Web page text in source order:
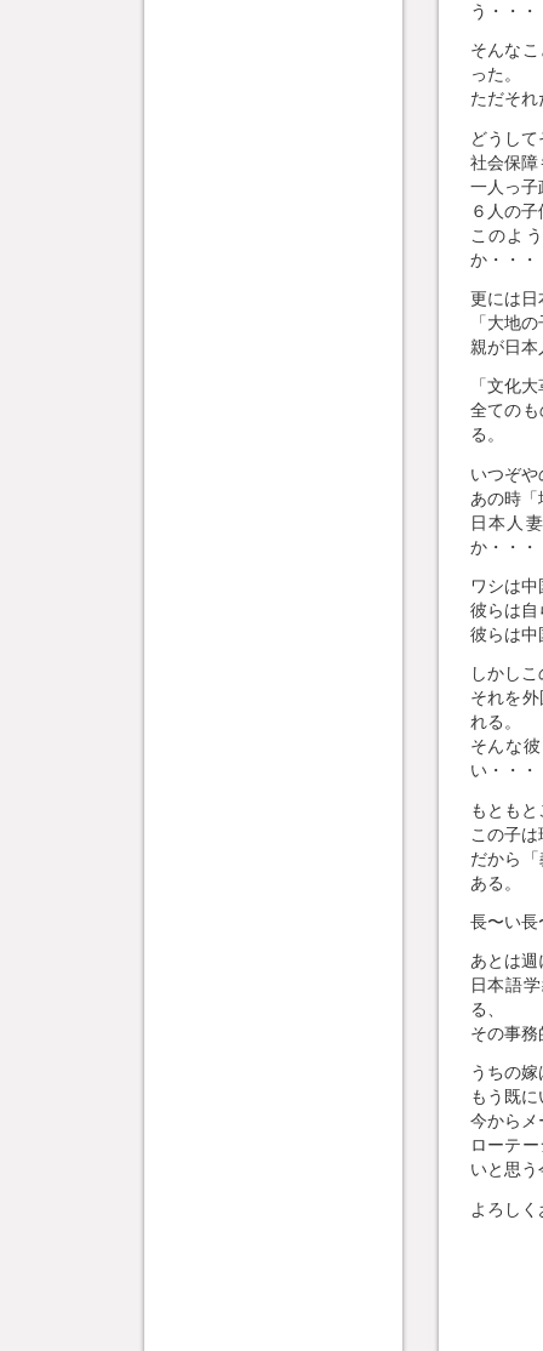
う・・・
そんな
った。
ただそ
どうし
社会保障
一人っ子
６人の
このよ
か・・・
更には日
「大地
親が日本
「文化
全ての
る。
いつぞ
あの時
日本人
か・・・
ワシは
彼らは自
彼らは中
しかし
それを
れる。
そんな
い・・・
もとも
この子
だから
ある。
長〜い長
あとは
日本語
る、
その事
うちの
もう既
今からメ
ローテ
いと思
よろし